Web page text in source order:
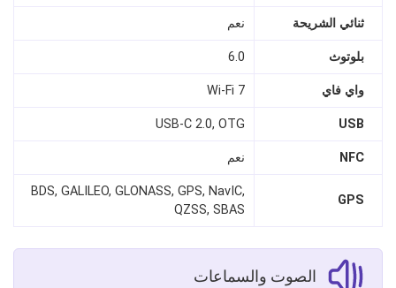
ثنائي الشريحة نعم
بلوتوث 6.0
واي فاي Wi-Fi 7
USB
USB-C 2.0, OTG
NFC نعم
GPS
BDS, GALILEO, GLONASS, GPS, NavIC,
QZSS, SBAS
الصوت والسماعات